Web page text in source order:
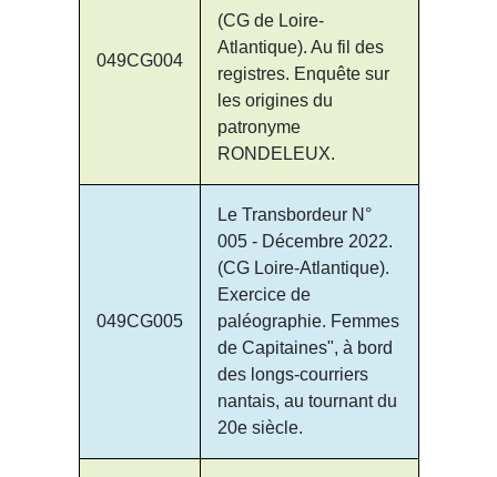
049CG004
(CG de Loire-
Atlantique). Au fil des
registres. Enquête sur
les origines du
patronyme
RONDELEUX.
049CG005
Le Transbordeur N°
005 - Décembre 2022.
(CG Loire-Atlantique).
Exercice de
paléographie. Femmes
de Capitaines", à bord
des longs-courriers
nantais, au tournant du
20e siècle.